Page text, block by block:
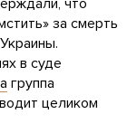
за смерть
в суде
группа
целиком